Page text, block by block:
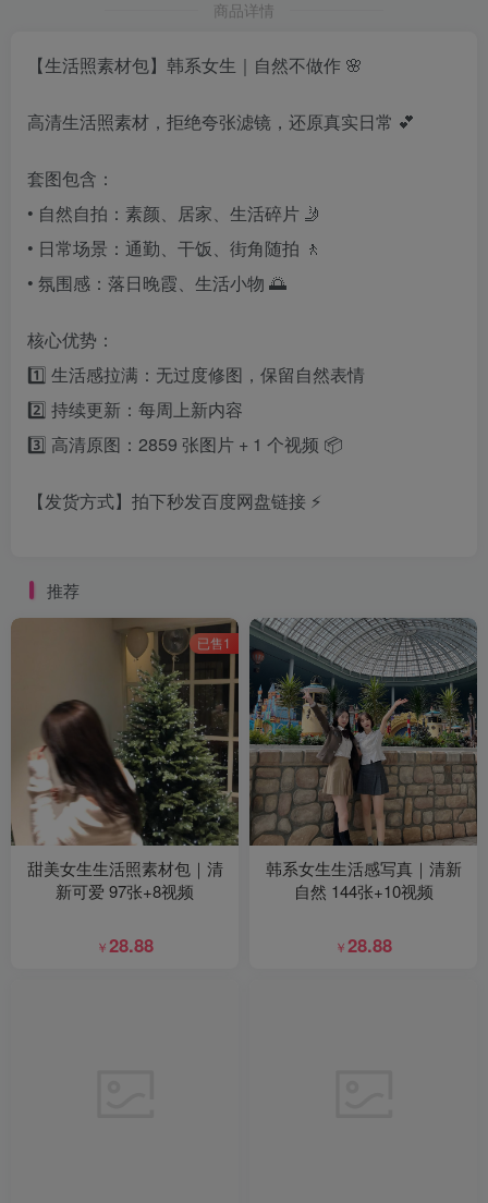
商品详情
【生活照素材包】韩系女生｜自然不做作 🌸
高清生活照素材，拒绝夸张滤镜，还原真实日常 💕
套图包含：
• 自然自拍：素颜、居家、生活碎片 🤳
• 日常场景：通勤、干饭、街角随拍 🚶
• 氛围感：落日晚霞、生活小物 🌅
核心优势：
1️⃣ 生活感拉满：无过度修图，保留自然表情
2️⃣ 持续更新：每周上新内容
3️⃣ 高清原图：2859 张图片 + 1 个视频 📦
【发货方式】拍下秒发百度网盘链接 ⚡
推荐
已售1
甜美女生生活照素材包｜清
新可爱 97张+8视频
￥28.88
韩系女生生活感写真｜清新
自然 144张+10视频
￥28.88